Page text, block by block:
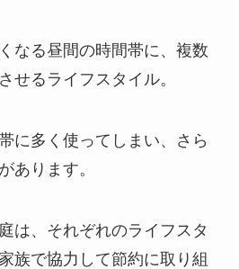
なる昼間の時間帯に、複数
せるライフスタイル。
に多く使ってしまい、さら
あります。
は、それぞれのライフスタ
族で協力して節約に取り組